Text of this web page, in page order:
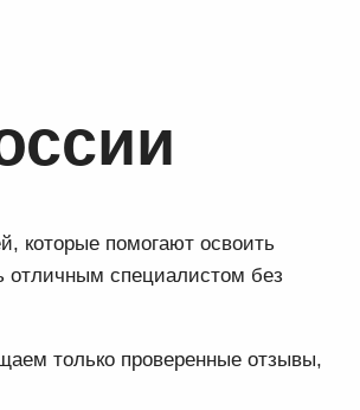
которые помогают освоить
отличным специалистом без
только проверенные отзывы,